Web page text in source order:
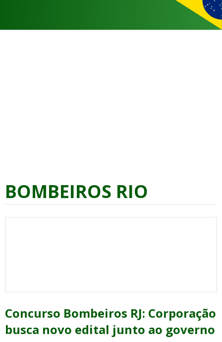
BOMBEIROS RIO
Concurso Bombeiros RJ: Corporação
busca novo edital junto ao governo